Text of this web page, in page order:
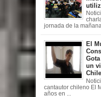
jornada de la mañana
El
un
cantautor chileno El
años en ...